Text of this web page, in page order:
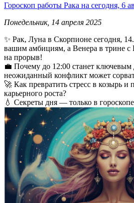
Гороскоп работы Рака на сегодня, 6
Понедельник, 14 апреля 2025
✨ Рак, Луна в Скорпионе сегодня,
вашим амбициям, а Венера в трине
на прорыв!
💼 Почему до 12:00 станет ключевым
неожиданный конфликт может
🚀 Как превратить стресс в козырь и
карьерного роста?
💧 Секреты дня — только в